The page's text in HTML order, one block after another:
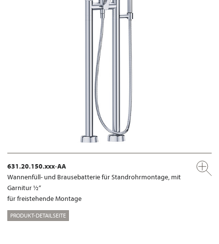
631.20.150.xxx-AA
Wannenfüll- und Brausebatterie für Standrohrmontage, mit
Garnitur ½“
für freistehende Montage
PRODUKT-DETAILSEITE